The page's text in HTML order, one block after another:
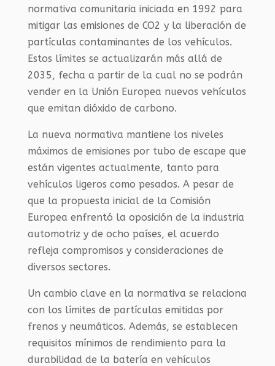
normativa comunitaria iniciada en 1992 para
mitigar las emisiones de CO2 y la liberación de
partículas contaminantes de los vehículos.
Estos límites se actualizarán más allá de
2035, fecha a partir de la cual no se podrán
vender en la Unión Europea nuevos vehículos
que emitan dióxido de carbono.
La nueva normativa mantiene los niveles
máximos de emisiones por tubo de escape que
están vigentes actualmente, tanto para
vehículos ligeros como pesados. A pesar de
que la propuesta inicial de la Comisión
Europea enfrentó la oposición de la industria
automotriz y de ocho países, el acuerdo
refleja compromisos y consideraciones de
diversos sectores.
Un cambio clave en la normativa se relaciona
con los límites de partículas emitidas por
frenos y neumáticos. Además, se establecen
requisitos mínimos de rendimiento para la
durabilidad de la batería en vehículos